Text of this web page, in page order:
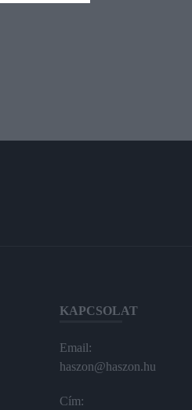
KAPCSOLAT
Email:
haszon@haszon.hu
Cím: